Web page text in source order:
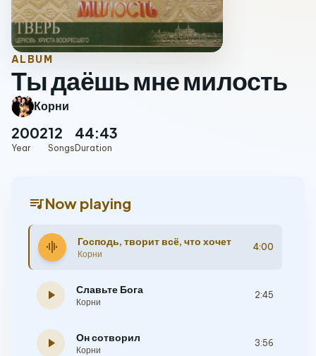
ALBUM
Ты даёшь мне милость
Корни
2002
Year
12
Songs
44:43
Duration
queue_musicNow playing
graphic_eq Господь, творит всё, что хочет
Корни
4:00
play_arrow Славьте Бога
Корни
2:45
play_arrow Он сотворил
Корни
3:56